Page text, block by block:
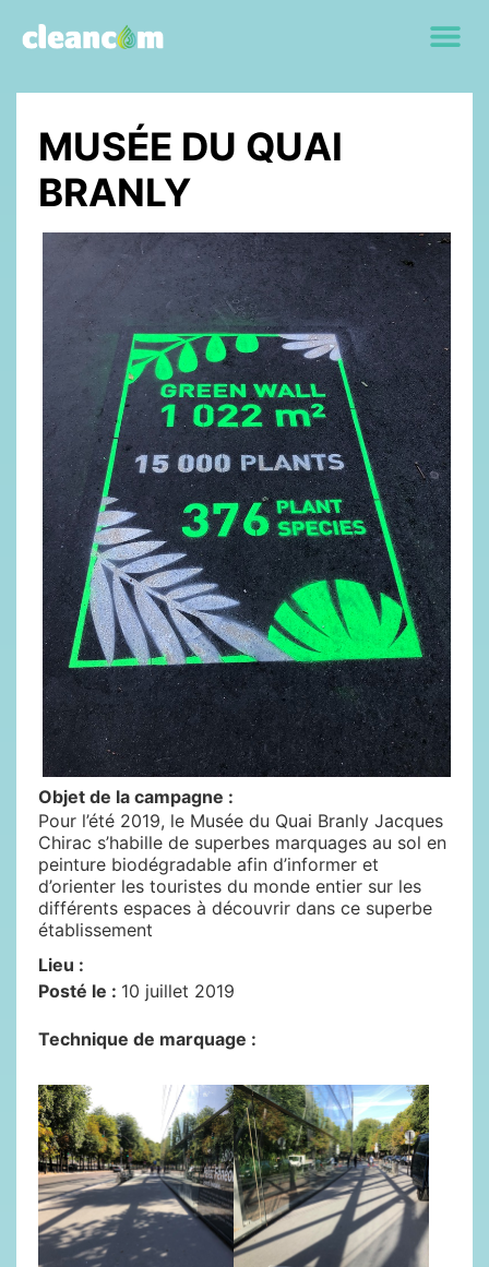
MUSÉE DU QUAI
BRANLY
Objet de la campagne :
Pour l’été 2019, le Musée du Quai Branly Jacques
Chirac s’habille de superbes marquages au sol en
peinture biodégradable afin d’informer et
d’orienter les touristes du monde entier sur les
différents espaces à découvrir dans ce superbe
établissement
Lieu :
Posté le : 10 juillet 2019
Technique de marquage :